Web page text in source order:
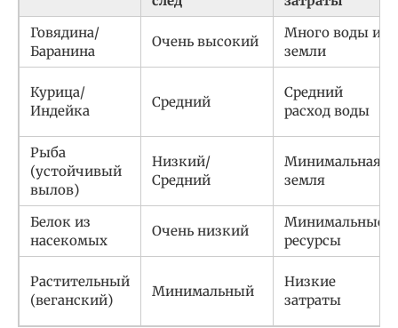
Говядина/
Баранина
Очень высокий
Много воды и
земли
Курица/
Индейка
Средний
Средний
расход воды
Рыба
(устойчивый
вылов)
Низкий/
Средний
Минимальная
земля
Белок из
насекомых
Очень низкий
Минимальные
ресурсы
Растительный
(веганский)
Минимальный
Низкие
затраты